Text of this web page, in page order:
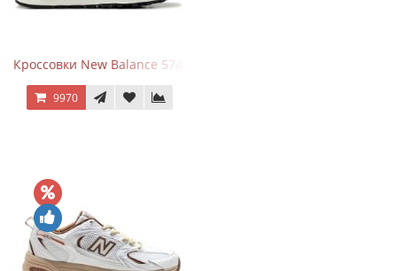
Кроссовки New Balance 574 Blue Black Red синий с красным
9970